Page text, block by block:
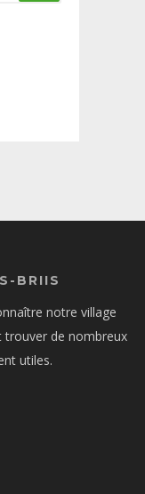
BRIIS
notre village
trouver de nombreux
utiles.